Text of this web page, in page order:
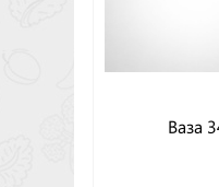
Ваза